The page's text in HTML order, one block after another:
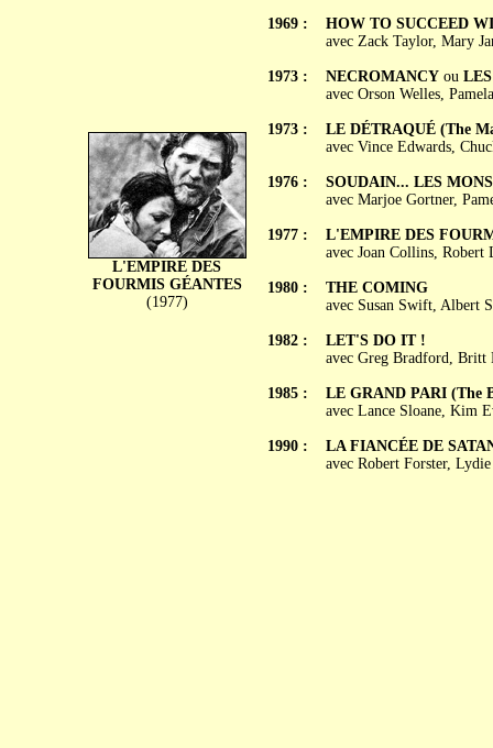
L'EMPIRE DES
FOURMIS GÉANTES
(1977)
1969 :
1973 :
1973 :
1976 :
1977 :
1980 :
1982 :
1985 :
1990 :
HOW TO SUCCEED
avec Zack Taylor, Mary
NECROMANCYou
avec Orson Welles,
LE DÉTRAQUÉ (The
avec Vince Edwards,
SOUDAIN... LES
avec Marjoe Gortner,
L'EMPIRE DES
avec Joan Collins, Robert
THE COMING
avec Susan Swift, Albert
LET'S DO IT !
avec Greg Bradford, Britt
LE GRAND PARI (The
avec Lance Sloane, Kim
LA FIANCÉE DE
avec Robert Forster,